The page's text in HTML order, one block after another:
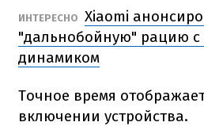
ИНТЕРЕСНО Xiaomi
"дальнобойную" рацию
динамиком
Точное время
включении устройства.